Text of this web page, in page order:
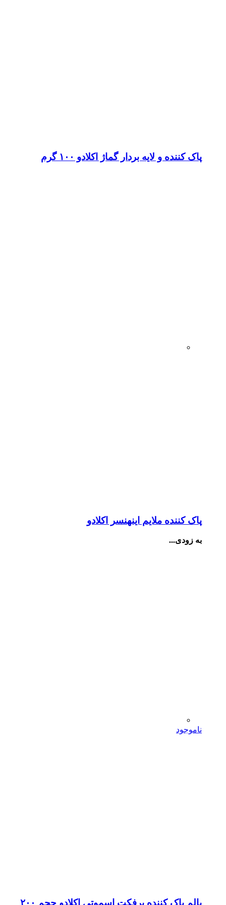
پاک کننده و لایه بردار گماژ اکلادو ۱۰۰ گرم
پاک کننده ملایم اینهنسر اکلادو
به زودی...
ناموجود
بالم پاک کننده پرفکت اسموتی اکلادو حجم ۲۰۰